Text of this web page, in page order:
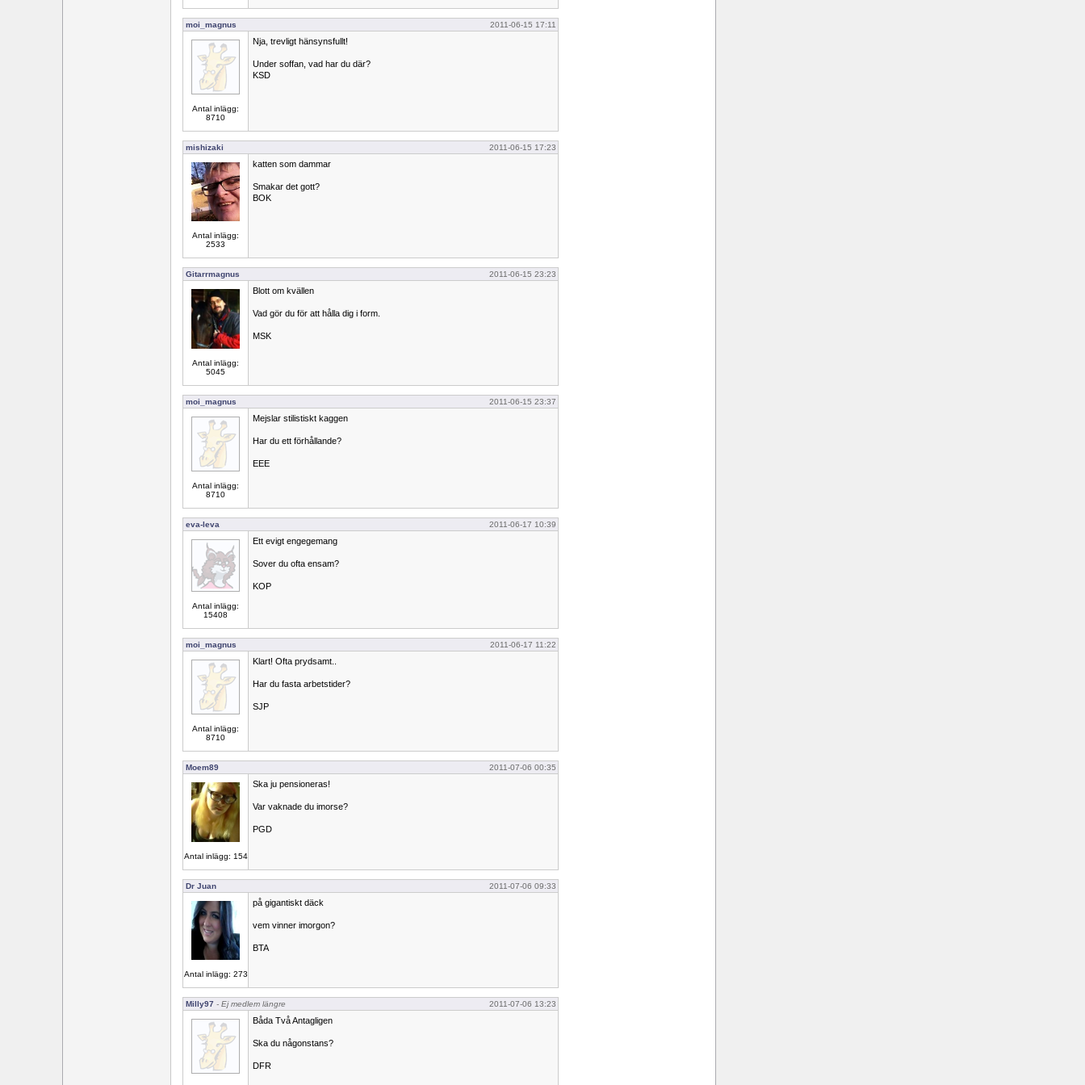
moi_magnus 2011-06-15 17:11
Antal inlägg:
8710
Nja, trevligt hänsynsfullt!
Under soffan, vad har du där?
KSD
mishizaki 2011-06-15 17:23
Antal inlägg:
2533
katten som dammar
Smakar det gott?
BOK
Gitarrmagnus 2011-06-15 23:23
Antal inlägg:
5045
Blott om kvällen
Vad gör du för att hålla dig i form.
MSK
moi_magnus 2011-06-15 23:37
Antal inlägg:
8710
Mejslar stilistiskt kaggen
Har du ett förhållande?
EEE
eva-leva 2011-06-17 10:39
Antal inlägg:
15408
Ett evigt engegemang
Sover du ofta ensam?
KOP
moi_magnus 2011-06-17 11:22
Antal inlägg:
8710
Klart! Ofta prydsamt..
Har du fasta arbetstider?
SJP
Moem89 2011-07-06 00:35
Antal inlägg: 154
Ska ju pensioneras!
Var vaknade du imorse?
PGD
Dr Juan 2011-07-06 09:33
Antal inlägg: 273
på gigantiskt däck
vem vinner imorgon?
BTA
Milly97 - Ej medlem längre 2011-07-06 13:23
Båda Två Antagligen
Ska du någonstans?
DFR